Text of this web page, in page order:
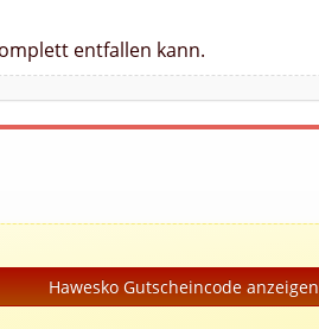
entfallen kann.
Hawesko Gutscheincode anzeigen